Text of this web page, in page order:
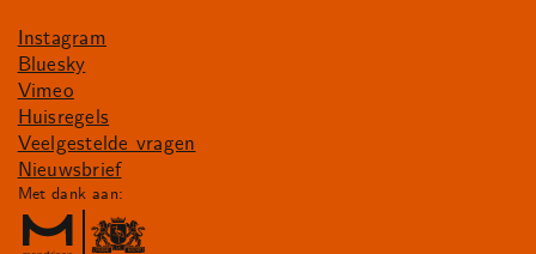
Instagram
Bluesky
Vimeo
Huisregels
Veelgestelde vragen
Nieuwsbrief
Met dank aan: